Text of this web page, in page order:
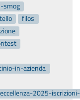
smog
filos
in-azienda
2025-